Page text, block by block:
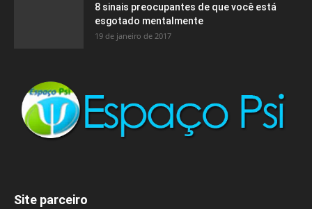
8 sinais preocupantes de que você está
esgotado mentalmente
19 de janeiro de 2017
Site parceiro